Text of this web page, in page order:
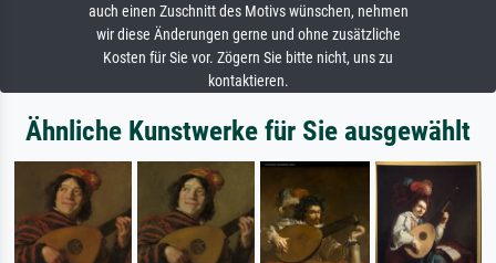
auch einen Zuschnitt des Motivs wünschen, nehmen
wir diese Änderungen gerne und ohne zusätzliche
Kosten für Sie vor. Zögern Sie bitte nicht, uns zu
kontaktieren.
Ähnliche Kunstwerke für Sie ausgewählt